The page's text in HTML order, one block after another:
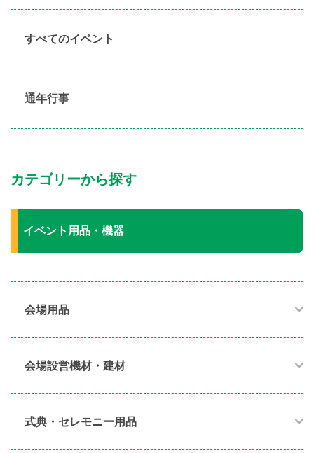
すべてのイベント
通年行事
カテゴリーから探す
イベント用品・機器
会場用品
会場設営機材・建材
式典・セレモニー用品